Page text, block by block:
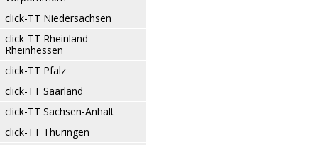
click-TT Niedersachsen
click-TT Rheinland-
Rheinhessen
click-TT Pfalz
click-TT Saarland
click-TT Sachsen-Anhalt
click-TT Thüringen